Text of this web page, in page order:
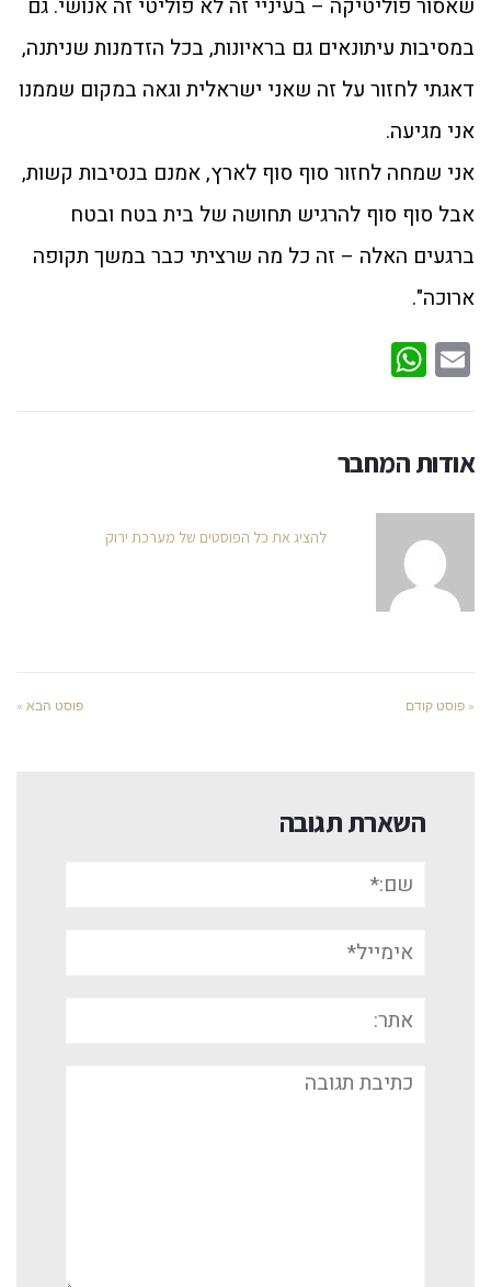
שאסור פוליטיקה – בעיניי זה לא פוליטי זה אנושי. גם
במסיבות עיתונאים גם בראיונות, בכל הזדמנות שניתנה,
דאגתי לחזור על זה שאני ישראלית וגאה במקום שממנו
אני מגיעה.
אני שמחה לחזור סוף סוף לארץ, אמנם בנסיבות קשות,
אבל סוף סוף להרגיש תחושה של בית בטח ובטח
ברגעים האלה – זה כל מה שרציתי כבר במשך תקופה
ארוכה".
Email
אודות המחבר
להציג את כל הפוסטים של מערכת ירוק
« פוסט קודם פוסט הבא »
השארת תגובה
אימייל*
תגובה